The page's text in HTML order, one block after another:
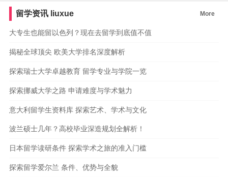
留学资讯 liuxue More
大专生也能留以色列？现在去留学到底值不值
揭秘全球顶尖 欧美大学排名深度解析
探索瑞士大学卓越教育 留学专业与学院一览
探索挪威大学之路 申请难度与学术魅力
意大利留学生资料库 探索艺术、学术与文化
波兰硕士几年？高校毕业深造规划全解析！
日本留学读研条件 探索学术之旅的准入门槛
探索留学爱尔兰 条件、优势与全貌